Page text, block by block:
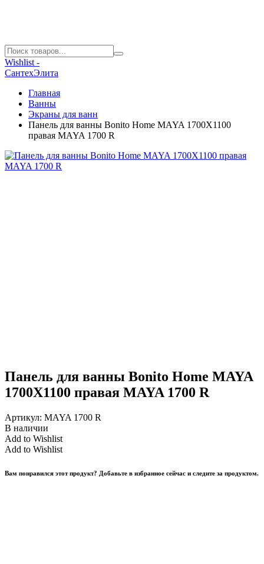
Wishlist -
СантехЭлита
Главная
Ванны
Экраны для ванн
Панель для ванны Bonito Home MAYA 1700X1100
правая MAYA 1700 R
Панель для ванны Bonito Home MAYA
1700X1100 правая MAYA 1700 R
Артикул: MAYA 1700 R
В наличии
Add to Wishlist
Add to Wishlist
Вам понравился этот продукт? Добавьте в избранное сейчас и следите за продуктом.